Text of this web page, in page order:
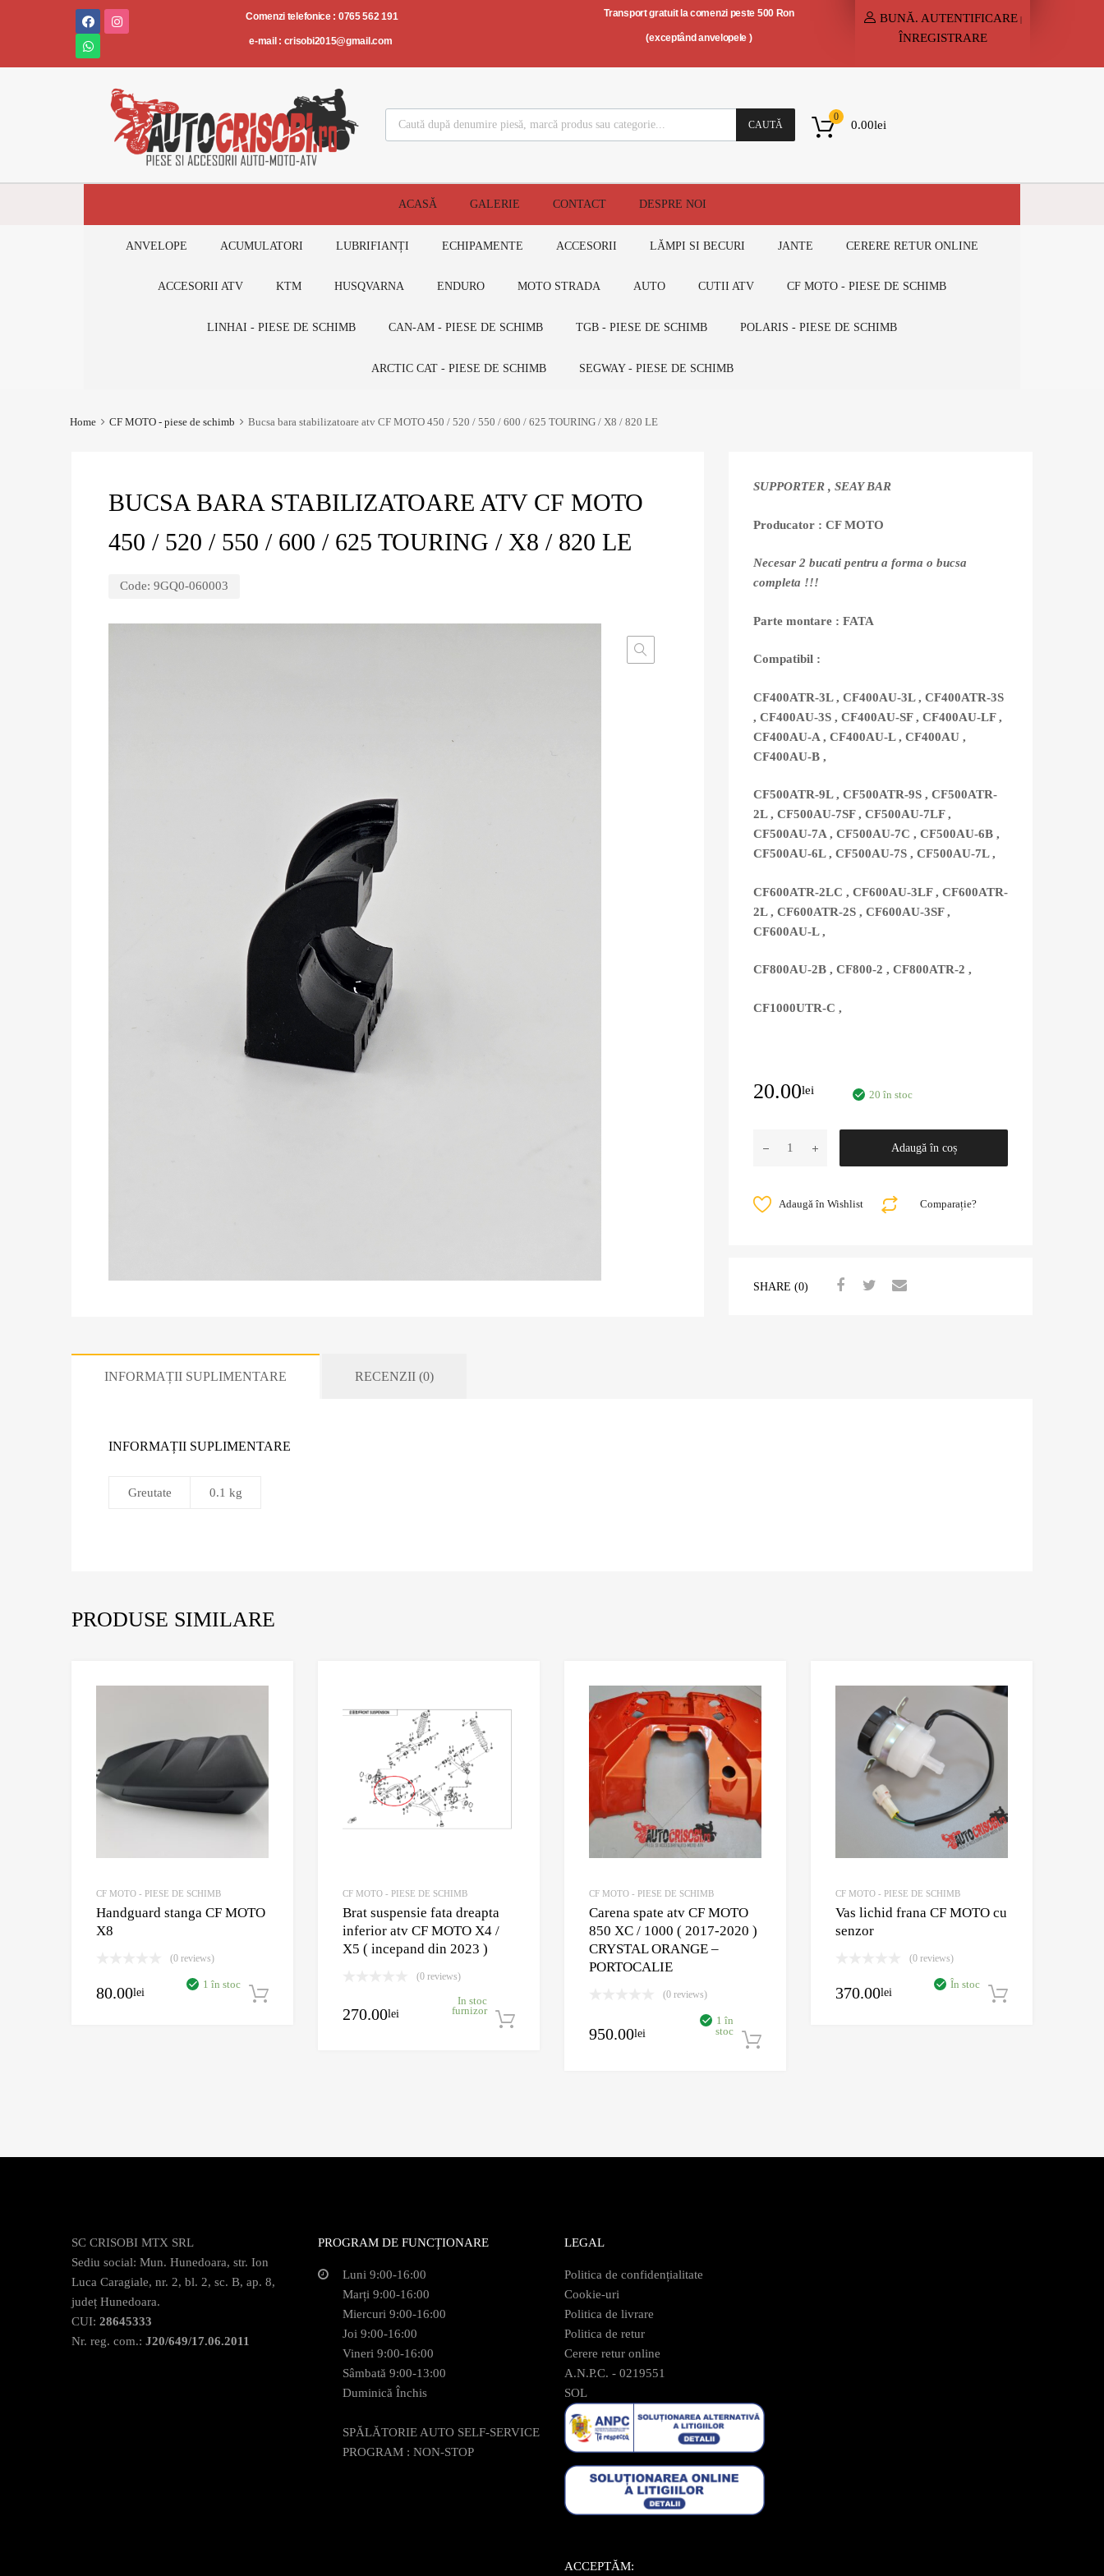
AUTO-
Comenzi telefonice : 0765 562 191
e-mail : crisobi2015@gmail.com
Transport gratuit la comenzi peste 500 Ron
(exceptând anvelopele )
BUNĂ. AUTENTIFICARE |
ÎNREGISTRARE
CAUTĂ 0.00lei
0
ACASĂ GALERIE CONTACT DESPRE NOI
ANVELOPE ACUMULATORI LUBRIFIANȚI ECHIPAMENTE ACCESORII LĂMPI SI BECURI JANTE CERERE RETUR ONLINE
ACCESORII ATV KTM HUSQVARNA ENDURO MOTO STRADA AUTO CUTII ATV CF MOTO - PIESE DE SCHIMB
LINHAI - PIESE DE SCHIMB CAN-AM - PIESE DE SCHIMB TGB - PIESE DE SCHIMB POLARIS - PIESE DE SCHIMB
ARCTIC CAT - PIESE DE SCHIMB SEGWAY - PIESE DE SCHIMB
Home CF MOTO - piese de schimb Bucsa bara stabilizatoare atv CF MOTO 450 / 520 / 550 / 600 / 625 TOURING / X8 / 820 LE
BUCSA BARA STABILIZATOARE ATV CF MOTO
450 / 520 / 550 / 600 / 625 TOURING / X8 / 820 LE
Code: 9GQ0-060003
SUPPORTER , SEAY BAR
Producator : CF MOTO
Necesar 2 bucati pentru a forma o bucsa
completa !!!
Parte montare : FATA
Compatibil :
CF400ATR-3L , CF400AU-3L , CF400ATR-3S
, CF400AU-3S , CF400AU-SF , CF400AU-LF ,
CF400AU-A , CF400AU-L , CF400AU ,
CF400AU-B ,
CF500ATR-9L , CF500ATR-9S , CF500ATR-
2L , CF500AU-7SF , CF500AU-7LF ,
CF500AU-7A , CF500AU-7C , CF500AU-6B ,
CF500AU-6L , CF500AU-7S , CF500AU-7L ,
CF600ATR-2LC , CF600AU-3LF , CF600ATR-
2L , CF600ATR-2S , CF600AU-3SF ,
CF600AU-L ,
CF800AU-2B , CF800-2 , CF800ATR-2 ,
CF1000UTR-C ,
20.00lei 20 în stoc
Adaugă în coș
Comparație?
Adaugă în Wishlist
SHARE (0)
INFORMAȚII SUPLIMENTARE RECENZII (0)
INFORMAȚII SUPLIMENTARE
Greutate 0.1 kg
PRODUSE SIMILARE
Comparație?
CF MOTO - PIESE DE SCHIMB
Handguard stanga CF MOTO
X8
(0 reviews)
80.00lei
1 în stoc
Comparație?
CF MOTO - PIESE DE SCHIMB
Brat suspensie fata dreapta
inferior atv CF MOTO X4 /
X5 ( incepand din 2023 )
(0 reviews)
270.00lei
In stoc
furnizor
CF MOTO - PIESE DE SCHIMB
Carena spate atv CF MOTO
850 XC / 1000 ( 2017-2020 )
CRYSTAL ORANGE –
PORTOCALIE
(0 reviews)
950.00lei
1 în
stoc
CF MOTO - PIESE DE SCHIMB
Vas lichid frana CF MOTO cu
senzor
(0 reviews)
370.00lei
În stoc
SC CRISOBI MTX SRL
Sediu social: Mun. Hunedoara, str. Ion
Luca Caragiale, nr. 2, bl. 2, sc. B, ap. 8,
județ Hunedoara.
CUI: 28645333
Nr. reg. com.: J20/649/17.06.2011
PROGRAM DE FUNCȚIONARE
Luni 9:00-16:00
Marți 9:00-16:00
Miercuri 9:00-16:00
Joi 9:00-16:00
Vineri 9:00-16:00
Sâmbată 9:00-13:00
Duminică Închis
SPĂLĂTORIE AUTO SELF-SERVICE
PROGRAM : NON-STOP
LEGAL
Politica de confidențialitate
Cookie-uri
Politica de livrare
Politica de retur
Cerere retur online
A.N.P.C. - 0219551
SOL
ACCEPTĂM: